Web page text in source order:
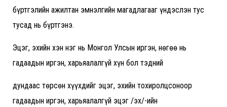
бүртгэлийн ажилтан эмнэлгийн магадлагааг үндэслэн тус
тусад нь бүртгэнэ.
Эцэг, эхийн хэн нэг нь Монгол Улсын иргэн, нөгөө нь
гадаадын иргэн, харьяалалгүй хүн бол тэдний
дундаас төрсөн хүүхдийг эцэг, эхийн тохиролцсоноор
гадаадын иргэн, харьяалалгүй эцэг /эх/-ийн